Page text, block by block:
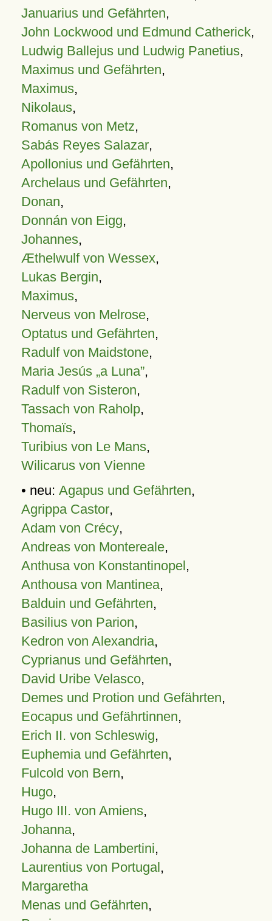
Januarius und Gefährten,
John Lockwood und Edmund Catherick,
Ludwig Ballejus und Ludwig Panetius,
Maximus und Gefährten,
Maximus,
Nikolaus,
Romanus von Metz,
Sabás Reyes Salazar,
Apollonius und Gefährten,
Archelaus und Gefährten,
Donan,
Donnán von Eigg,
Johannes,
Æthelwulf von Wessex,
Lukas Bergin,
Maximus,
Nerveus von Melrose,
Optatus und Gefährten,
Radulf von Maidstone,
Maria Jesús „a Luna”,
Radulf von Sisteron,
Tassach von Raholp,
Thomaïs,
Turibius von Le Mans,
Wilicarus von Vienne
• neu: Agapus und Gefährten,
Agrippa Castor,
Adam von Crécy,
Andreas von Montereale,
Anthusa von Konstantinopel,
Anthousa von Mantinea,
Balduin und Gefährten,
Basilius von Parion,
Kedron von Alexandria,
Cyprianus und Gefährten,
David Uribe Velasco,
Demes und Protion und Gefährten,
Eocapus und Gefährtinnen,
Erich II. von Schleswig,
Euphemia und Gefährten,
Fulcold von Bern,
Hugo,
Hugo III. von Amiens,
Johanna,
Johanna de Lambertini,
Laurentius von Portugal,
Margaretha
Menas und Gefährten,